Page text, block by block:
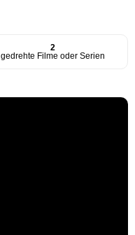
2
gedrehte Filme oder Serien